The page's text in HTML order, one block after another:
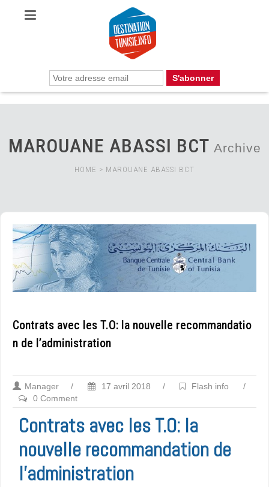
MAROUANE ABASSI BCT Archive
HOME > MAROUANE ABASSI BCT
Contrats avec les T.O: la nouvelle recommandatio
n de l’administration
Manager / 17 avril 2018 / Flash info
/
0 Comment
Contrats avec les T.O: la
nouvelle recommandation de
l’administration